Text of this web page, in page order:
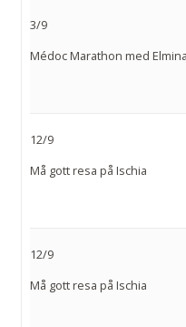
3/9
Médoc Marathon med
12/9
Må gott resa på Ischia
12/9
Må gott resa på Ischia